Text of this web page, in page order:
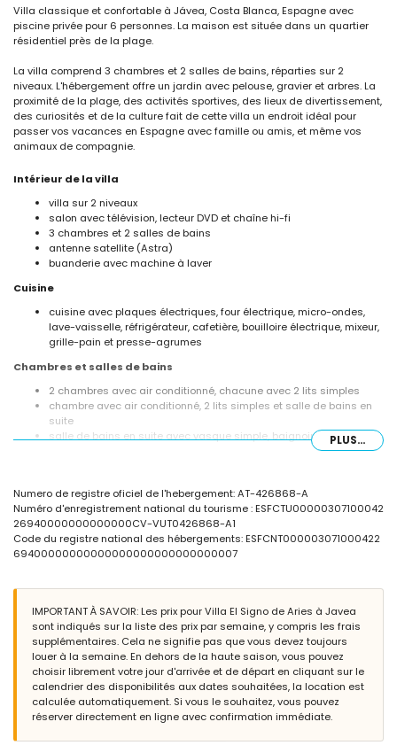
Villa classique et confortable à Jávea, Costa Blanca, Espagne avec
piscine privée pour 6 personnes. La maison est située dans un quartier
résidentiel près de la plage.
La villa comprend 3 chambres et 2 salles de bains, réparties sur 2
niveaux. L'hébergement offre un jardin avec pelouse, gravier et arbres. La
proximité de la plage, des activités sportives, des lieux de divertissement,
des curiosités et de la culture fait de cette villa un endroit idéal pour
passer vos vacances en Espagne avec famille ou amis, et même vos
animaux de compagnie.
Intérieur de la villa
villa sur 2 niveaux
salon avec télévision, lecteur DVD et chaîne hi-fi
3 chambres et 2 salles de bains
antenne satellite (Astra)
buanderie avec machine à laver
Cuisine
cuisine avec plaques électriques, four électrique, micro-ondes,
lave-vaisselle, réfrigérateur, cafetière, bouilloire électrique, mixeur,
grille-pain et presse-agrumes
Chambres et salles de bains
2 chambres avec air conditionné, chacune avec 2 lits simples
chambre avec air conditionné, 2 lits simples et salle de bains en
suite
salle de bains en suite avec vasque simple, baignoire/douche et
Extérieur de la villa
terrain clos
piscine privée ronde de 9m x 4m et 2m de profondeur
jardin avec pelouse, gravier, arbres et mobilier de jardin avec
transats
barbecue
douche extérieure
coin salon extérieur et coin repas extérieur
place de parking privée
Informations supplémentaires
ville la plus proche: Jávea (à moins de 5 kilomètres de la villa)
rivière ou rive la plus proche: Méditerranée, Jávea (à moins de 5
kilomètres de la villa)
la villa)
PLUS...
Numero de registre oficiel de l'hebergement: AT-426868-A
Numéro d'enregistrement national du tourisme : ESFCTU00000307100042
26940000000000000CV-VUT0426868-A1
Code du registre national des hébergements: ESFCNT000003071000422
69400000000000000000000000000007
IMPORTANT À SAVOIR: Les prix pour Villa El Signo de Aries à Javea
sont indiqués sur la liste des prix par semaine, y compris les frais
supplémentaires. Cela ne signifie pas que vous devez toujours
louer à la semaine. En dehors de la haute saison, vous pouvez
choisir librement votre jour d'arrivée et de départ en cliquant sur le
calendrier des disponibilités aux dates souhaitées, la location est
calculée automatiquement. Si vous le souhaitez, vous pouvez
réserver directement en ligne avec confirmation immédiate.